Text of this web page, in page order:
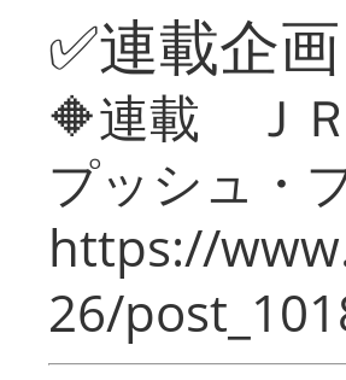
✅連載企画
🔶連載 Ｊ
プッシュ・
https://
26/